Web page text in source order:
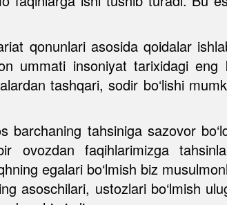
qonunlari asosida qoidalar
ummati insoniyat tarixidagi
tashqari, sodir bo‘lishi
tahsiniga sazovor
ovozdan faqihlarimizga
egalari bo‘lmish biz
asoschilari, ustozlari bo‘lmish